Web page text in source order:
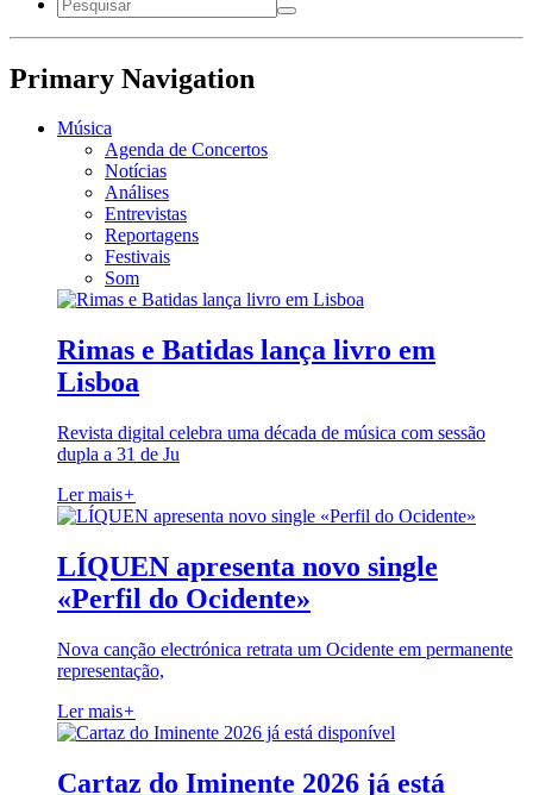
Primary Navigation
Música
Agenda de Concertos
Notícias
Análises
Entrevistas
Reportagens
Festivais
Som
Rimas e Batidas lança livro em
Lisboa
Revista digital celebra uma década de música com sessão
dupla a 31 de Ju
Ler mais+
LÍQUEN apresenta novo single
«Perfil do Ocidente»
Nova canção electrónica retrata um Ocidente em permanente
representação,
Ler mais+
Cartaz do Iminente 2026 já está